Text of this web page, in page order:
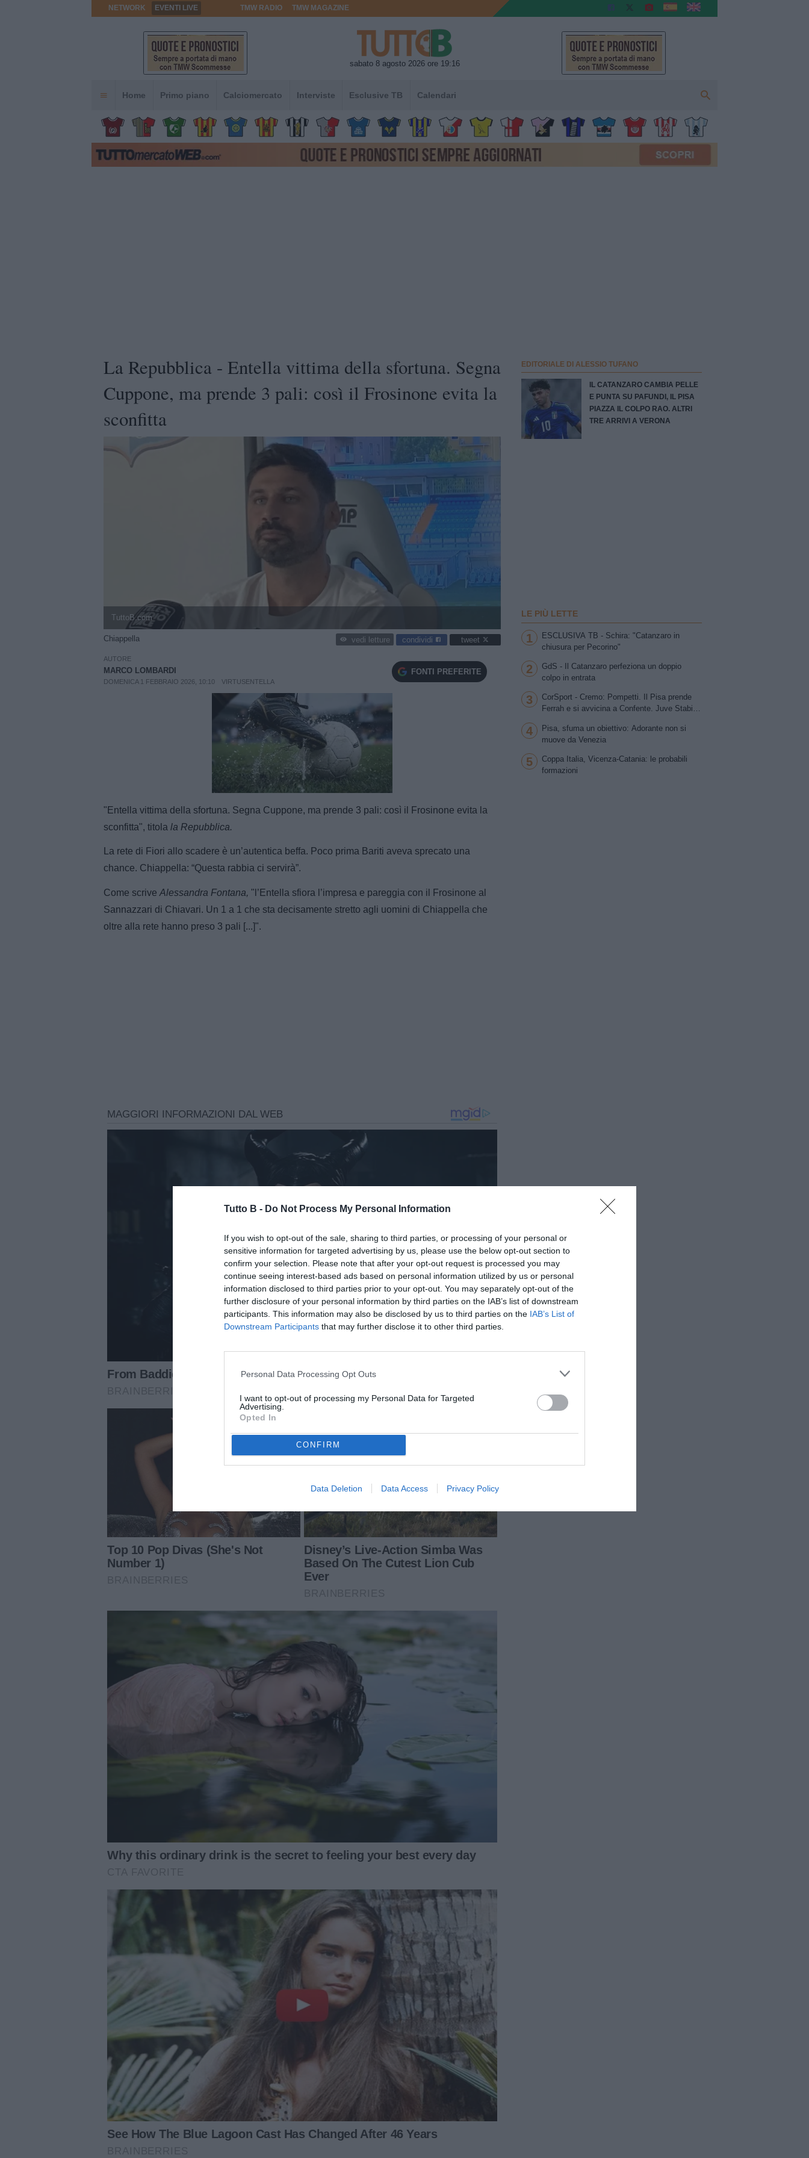
Tutto B - Do Not Process My Personal Information
If you wish to opt-out of the sale, sharing to third parties, or processing of your personal or
sensitive information for targeted advertising by us, please use the below opt-out section to
confirm your selection. Please note that after your opt-out request is processed you may
continue seeing interest-based ads based on personal information utilized by us or personal
information disclosed to third parties prior to your opt-out. You may separately opt-out of the
further disclosure of your personal information by third parties on the IAB’s list of downstream
participants. This information may also be disclosed by us to third parties on the IAB’s List of
Downstream Participants that may further disclose it to other third parties.
Personal Data Processing Opt Outs
I want to opt-out of processing my Personal Data for Targeted
Advertising.
Opted In
CONFIRM
Data Deletion Data Access Privacy Policy
NETWORK EVENTI LIVE TMW RADIO TMW MAGAZINE
sabato 8 agosto 2026 ore 19:16
Home Primo piano Calciomercato Interviste Esclusive TB Calendari
La Repubblica - Entella vittima della sfortuna. Segna
Cuppone, ma prende 3 pali: così il Frosinone evita la
sconfitta
TuttoB.com
Chiappella vedi letture condividi tweet
AUTORE
MARCO LOMBARDI
DOMENICA 1 FEBBRAIO 2026, 10:10 VIRTUSENTELLA
FONTI PREFERITE
Unmute
Loaded
:
100.00%
"Entella vittima della sfortuna. Segna Cuppone, ma prende 3 pali: così il Frosinone evita la
sconfitta", titola la Repubblica.
La rete di Fiori allo scadere è un’autentica beffa. Poco prima Bariti aveva sprecato una
chance. Chiappella: “Questa rabbia ci servirà”.
Come scrive Alessandra Fontana, "l’Entella sfiora l’impresa e pareggia con il Frosinone al
Sannazzari di Chiavari. Un 1 a 1 che sta decisamente stretto agli uomini di Chiappella che
oltre alla rete hanno preso 3 pali [...]".
EDITORIALE DI ALESSIO TUFANO
IL CATANZARO CAMBIA PELLE
E PUNTA SU PAFUNDI, IL PISA
PIAZZA IL COLPO RAO. ALTRI
TRE ARRIVI A VERONA
LE PIÙ LETTE
1
ESCLUSIVA TB - Schira: "Catanzaro in
chiusura per Pecorino"
2
GdS - Il Catanzaro perfeziona un doppio
colpo in entrata
3
CorSport - Cremo: Pompetti. Il Pisa prende
Ferrah e si avvicina a Confente. Juve Stabia
scambio Patierno-Jimenez
4
Pisa, sfuma un obiettivo: Adorante non si
muove da Venezia
5
Coppa Italia, Vicenza-Catania: le probabili
formazioni